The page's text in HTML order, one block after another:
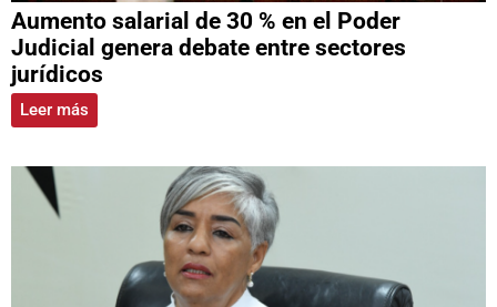
Aumento salarial de 30 % en el Poder
Judicial genera debate entre sectores
jurídicos
Leer más